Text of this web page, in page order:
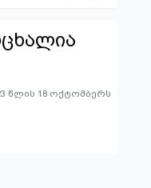
წლის 18 ოქტომბერს